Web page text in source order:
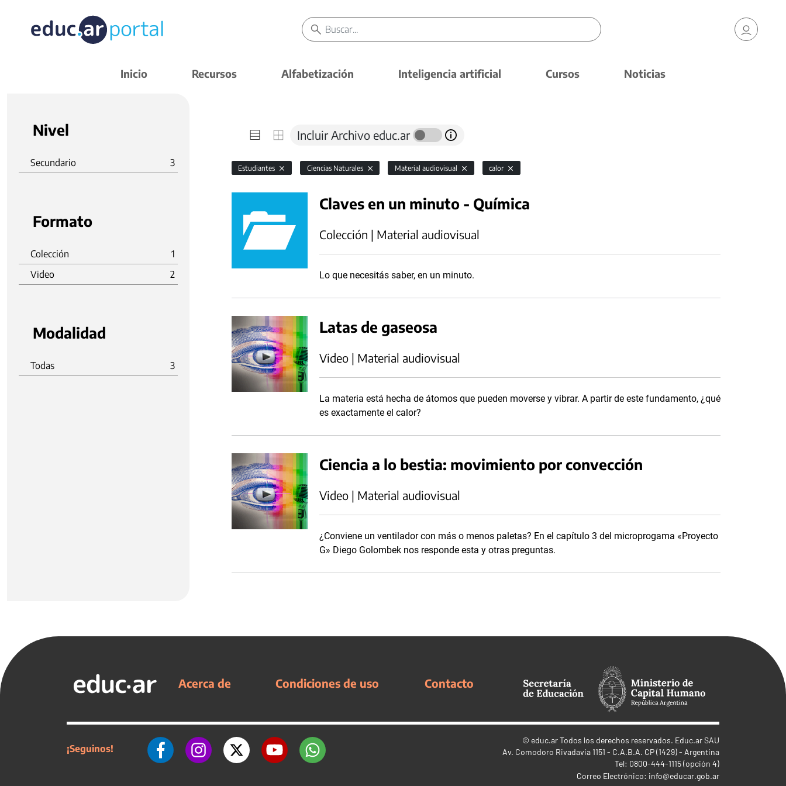
Inicio Recursos Alfabetización Inteligencia artificial Cursos Noticias
Nivel
Secundario 3
Formato
Colección
1
Video
2
Modalidad
Todas 3
Incluir Archivo educ.ar
Estudiantes Ciencias Naturales Material audiovisual calor
Claves en un minuto - Química
Colección | Material audiovisual
Lo que necesitás saber, en un minuto.
Latas de gaseosa
Video | Material audiovisual
La materia está hecha de átomos que pueden moverse y vibrar. A partir de este fundamento, ¿qué
es exactamente el calor?
Ciencia a lo bestia: movimiento por convección
Video | Material audiovisual
¿Conviene un ventilador con más o menos paletas? En el capítulo 3 del microprogama «Proyecto
G» Diego Golombek nos responde esta y otras preguntas.
Acerca de Condiciones de uso Contacto
¡Seguinos!
© educ.arTodos los derechos reservados. Educ.ar SAU
Av. Comodoro Rivadavia 1151 - C.A.B.A. CP (1429) - Argentina
Tel: 0800-444-1115 (opción 4)
Correo Electrónico: info@educar.gob.ar